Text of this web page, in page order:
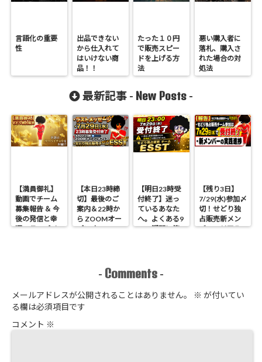
言語化の重要
性
出品できない
から仕入れて
はいけない商
品！！
たった１０円
で販売スピー
ドを上げる方
法
悪い購入者に
落札、購入さ
れた場合の対
処法
最新記事 - New Posts -
【満員御礼】
動画でチーム
募集報告 ＆ 今
後の発信と幸
運のラッパイ
【本日23時締
切】最後のご
案内＆22時か
ら ZOOMオー
プンオフィス
【明日23時受
付終了】迷っ
ているあなた
へ。よくある9
つの疑問に答
【残り3日】
7/29(水)参加〆
切！せどり独
占販売新メン
バーのリアル
- Comments -
メールアドレスが公開されることはありません。 ※ が付いてい
る欄は必須項目です
コメント ※